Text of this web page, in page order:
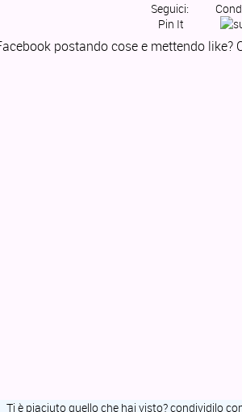
Seguici:
Pin It
postando cose e mettendo like?
Ti è piaciuto quello che hai visto? condividilo